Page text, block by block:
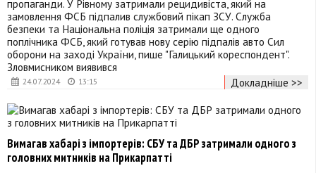
24.07.2024 13:15
пропаганди. У Рівному затримали рецидивіста, який на
замовлення ФСБ підпалив службовий пікап ЗСУ. Служба
безпеки та Національна поліція затримали ще одного
поплічника ФСБ, який готував нову серію підпалів авто Сил
оборони на заході України, пише "Галицький кореспондент".
Зловмисником виявився
Докладніше >>
Вимагав хабарі з імпортерів: СБУ та ДБР затримали одного з
головних митників на Прикарпатті